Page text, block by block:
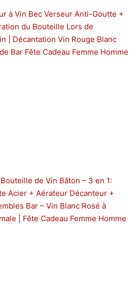
à Vin Bec Verseur Anti-Goutte +
du Bouteille Lors de
| Décantation Vin Rouge Blanc
Bar Fête Cadeau Femme Homme
de Vin Bâton – 3 en 1:
Acier + Aérateur Décanteur +
Bar – Vin Blanc Rosé à
| Fête Cadeau Femme Homme